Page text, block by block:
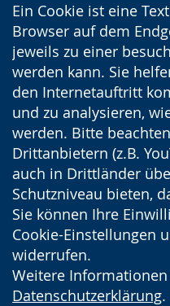
Ein Cookie ist eine
Browser auf dem
jeweils zu einer
werden kann. Sie
den Internetauftritt
und zu analysieren,
werden. Bitte
Drittanbietern (z.B.
auch in Drittländer
Schutzniveau bieten,
Sie können Ihre
Cookie-Einstellungen
widerrufen.
Weitere
Datenschutzerklärung.